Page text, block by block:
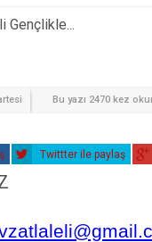
Gençlikle...
Bu yazı 2470 kez
Twittter ile paylaş